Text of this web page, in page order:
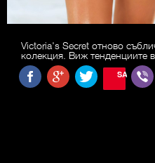
Victoria's Secret отново
колекция. Виж тенденциите
SAVE